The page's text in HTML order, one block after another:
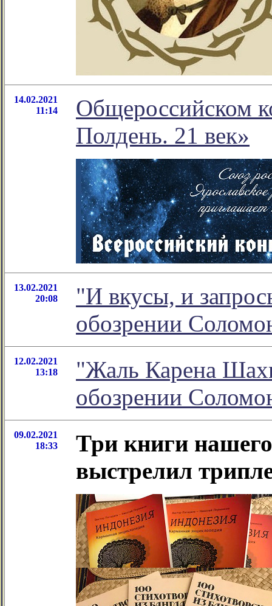
14.02.2021
11:14
Общероссийском
Полдень. 21 век»
13.02.2021
20:08
"И вкусы, и
обозрении
12.02.2021
13:18
"Жаль Карена
обозрении
09.02.2021
18:33
Три книги
выстрелил